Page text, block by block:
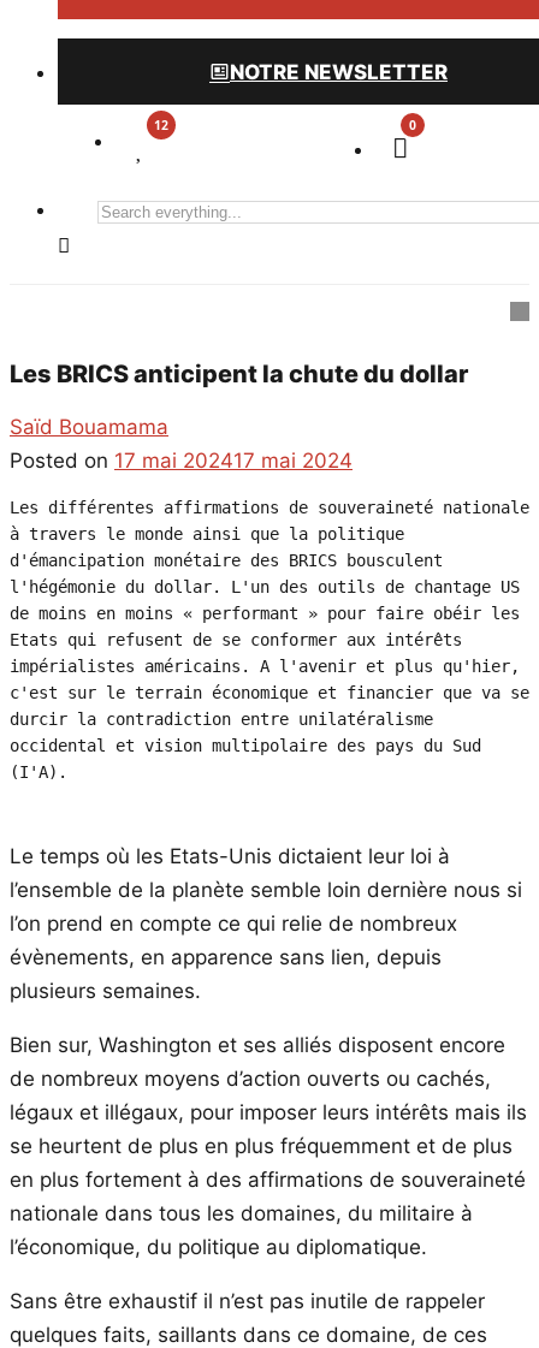
NOTRE NEWSLETTER
0
Search
Les BRICS anticipent la chute du dollar
Saïd Bouamama
Posted on 17 mai 202417 mai 2024
Les différentes affirmations de souveraineté nationale
à travers le monde ainsi que la politique
d'émancipation monétaire des BRICS bousculent
l'hégémonie du dollar. L'un des outils de chantage US
de moins en moins « performant » pour faire obéir les
Etats qui refusent de se conformer aux intérêts
impérialistes américains. A l'avenir et plus qu'hier,
c'est sur le terrain économique et financier que va se
durcir la contradiction entre unilatéralisme
occidental et vision multipolaire des pays du Sud
(I'A).
Le temps où les Etats-Unis dictaient leur loi à
l’ensemble de la planète semble loin dernière nous si
l’on prend en compte ce qui relie de nombreux
évènements, en apparence sans lien, depuis
plusieurs semaines.
Bien sur, Washington et ses alliés disposent encore
de nombreux moyens d’action ouverts ou cachés,
légaux et illégaux, pour imposer leurs intérêts mais ils
se heurtent de plus en plus fréquemment et de plus
en plus fortement à des affirmations de souveraineté
nationale dans tous les domaines, du militaire à
l’économique, du politique au diplomatique.
Sans être exhaustif il n’est pas inutile de rappeler
quelques faits, saillants dans ce domaine, de ces